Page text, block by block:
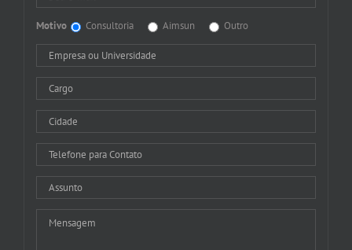
Motivo Consultoria Aimsun Outro